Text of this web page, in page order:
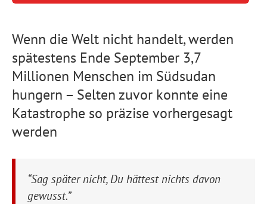
Wenn die Welt nicht handelt, werden
spätestens Ende September 3,7
Millionen Menschen im Südsudan
hungern – Selten zuvor konnte eine
Katastrophe so präzise vorhergesagt
werden
“Sag später nicht, Du hättest nichts davon
gewusst.”